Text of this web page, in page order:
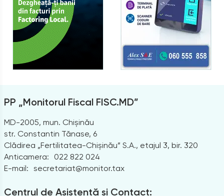
PP „Monitorul Fiscal FISC.MD”
MD-2005, mun. Chișinău
str. Constantin Tănase, 6
Clădirea „Fertilitatea-Chișinău” S.A., etajul 3, bir. 320
Anticamera:
022 822 024
E-mail: secretariat@monitor.tax
Centrul de Asistență și Contact: